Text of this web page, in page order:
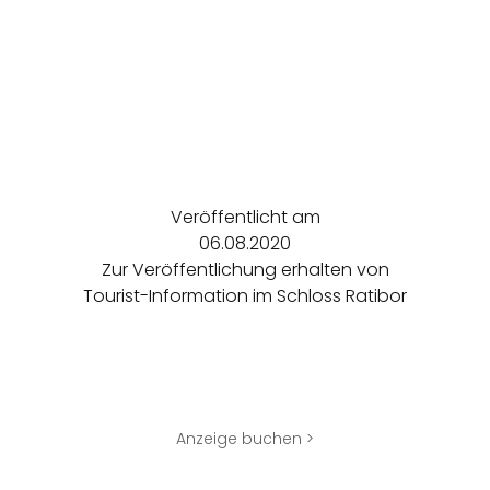
Veröffentlicht am
06.08.2020
Zur Veröffentlichung erhalten von
Tourist-Information im Schloss Ratibor
Anzeige buchen >